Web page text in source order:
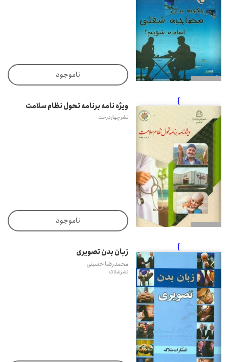
ناموجود
} ویژه نامه برنامه تحول نظام سلامت
نشر چهار درخت
ناموجود
} زبان بدن تصویری
محمدرضا حسینی
نشر شلاک